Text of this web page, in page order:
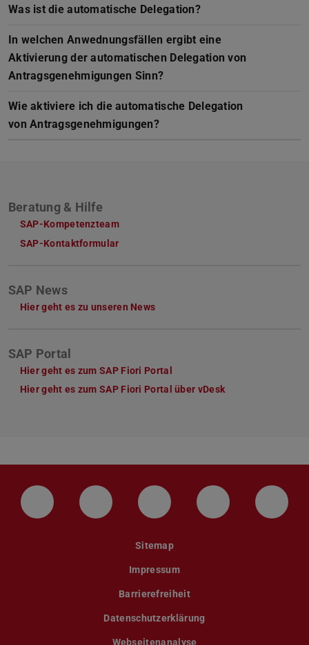
Was ist die automatische Delegation?
In welchen Anwednungsfällen ergibt eine
Aktivierung der automatischen Delegation von
Antragsgenehmigungen Sinn?
Wie aktiviere ich die automatische Delegation
von Antragsgenehmigungen?
Beratung & Hilfe
SAP-Kompetenzteam
SAP-Kontaktformular
SAP News
Hier geht es zu unseren News
SAP Portal
Hier geht es zum SAP Fiori Portal
Hier geht es zum SAP Fiori Portal über vDesk
LinkedIn-Seite der TU Darmstadt
Instagram-Kanal der TU
Bluesky-Kanal der TU
Facebook-
Sitemap
Impressum
Barrierefreiheit
Datenschutzerklärung
Webseitenanalyse